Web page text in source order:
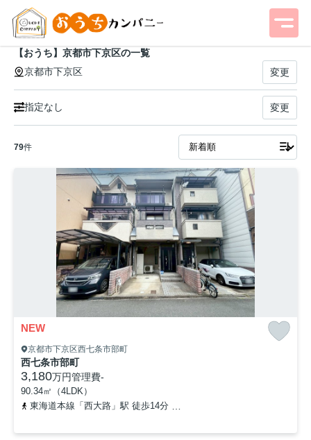
【おうち】京都市下京区の一覧
京都市下京区
変更
指定なし 変更
79件
NEW
京都市下京区西七条市部町
西七条市部町
3,180万円管理費-
90.34㎡（4LDK）
東海道本線「西大路」駅 徒歩14分